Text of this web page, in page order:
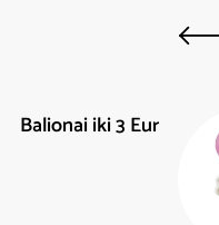
Balionai iki 3 Eur